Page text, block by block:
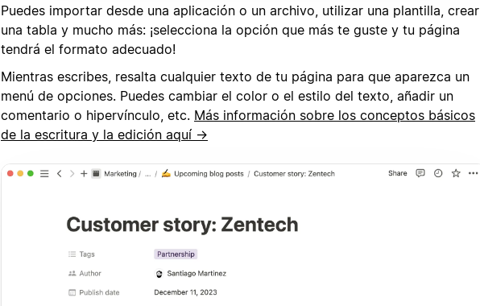
Puedes importar desde una aplicación o un archivo, utilizar una plantilla, crear
una tabla y mucho más: ¡selecciona la opción que más te guste y tu página
tendrá el formato adecuado!
Mientras escribes, resalta cualquier texto de tu página para que aparezca un
menú de opciones. Puedes cambiar el color o el estilo del texto, añadir un
comentario o hipervínculo, etc. Más información sobre los conceptos básicos
de la escritura y la edición aquí →